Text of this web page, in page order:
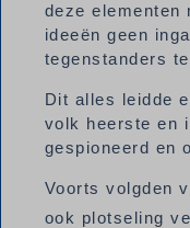
deze elementen
ideeën geen
tegenstanders
Dit alles leidde
volk heerste en
gespioneerd en
Voorts volgden
ook plotseling